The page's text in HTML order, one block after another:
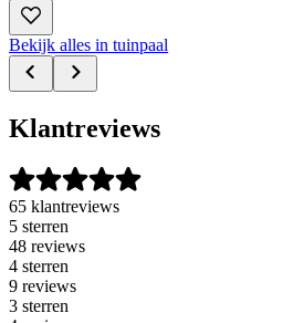
Bekijk alles in tuinpaal
Klantreviews
65 klantreviews
5 sterren
48 reviews
4 sterren
9 reviews
3 sterren